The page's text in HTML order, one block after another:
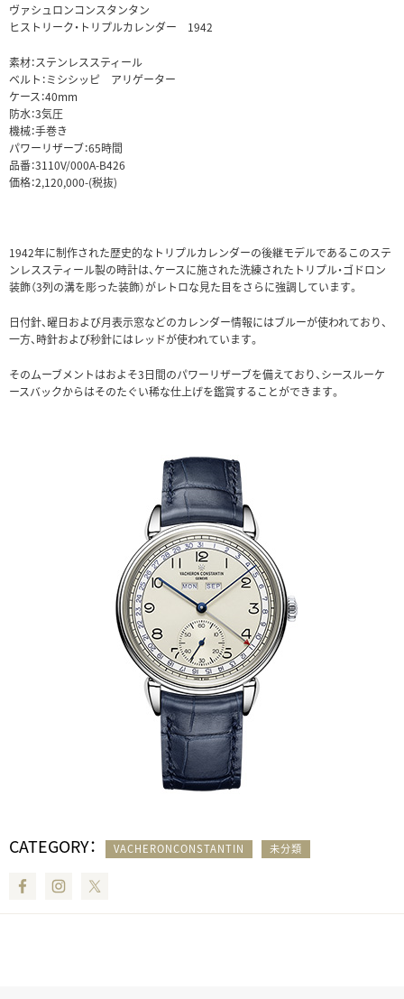
ヴァシュロンコンスタンタン
ヒストリーク・トリプルカレンダー 1942
素材：ステンレススティール
ベルト：ミシシッピ アリゲーター
ケース：40mm
防水：3気圧
機械：手巻き
パワーリザーブ：65時間
品番：3110V/000A-B426
価格：2,120,000-(税抜)
1942年に制作された歴史的なトリプルカレンダーの後継モデルであるこのステ
ンレススティール製の時計は、ケースに施された洗練されたトリプル・ゴドロン
装飾（3列の溝を彫った装飾）がレトロな見た目をさらに強調しています。
日付針、曜日および月表示窓などのカレンダー情報にはブルーが使われており、
一方、時針および秒針にはレッドが使われています。
そのムーブメントはおよそ3日間のパワーリザーブを備えており、シースルーケ
ースバックからはそのたぐい稀な仕上げを鑑賞することができます。
CATEGORY： VACHERONCONSTANTIN 未分類
FacebookInstagram